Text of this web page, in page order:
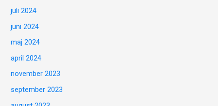
juli 2024
juni 2024
maj 2024
april 2024
november 2023
september 2023